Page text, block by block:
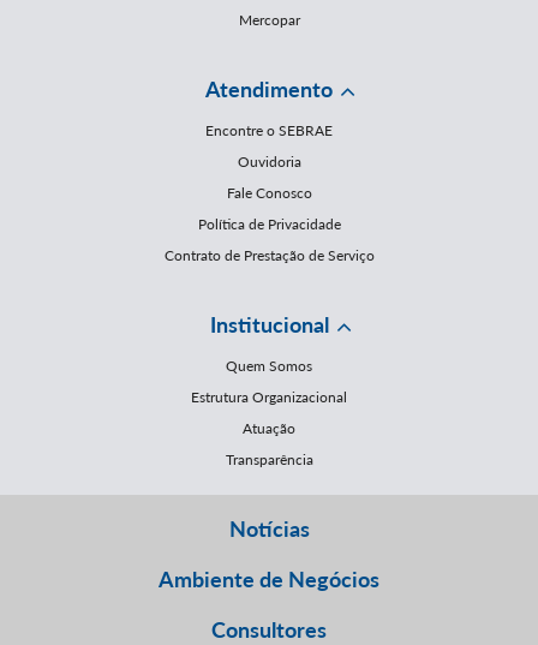
Mercopar
Atendimento
Encontre o SEBRAE
Ouvidoria
Fale Conosco
Política de Privacidade
Contrato de Prestação de Serviço
Institucional
Quem Somos
Estrutura Organizacional
Atuação
Transparência
Notícias
Ambiente de Negócios
Consultores